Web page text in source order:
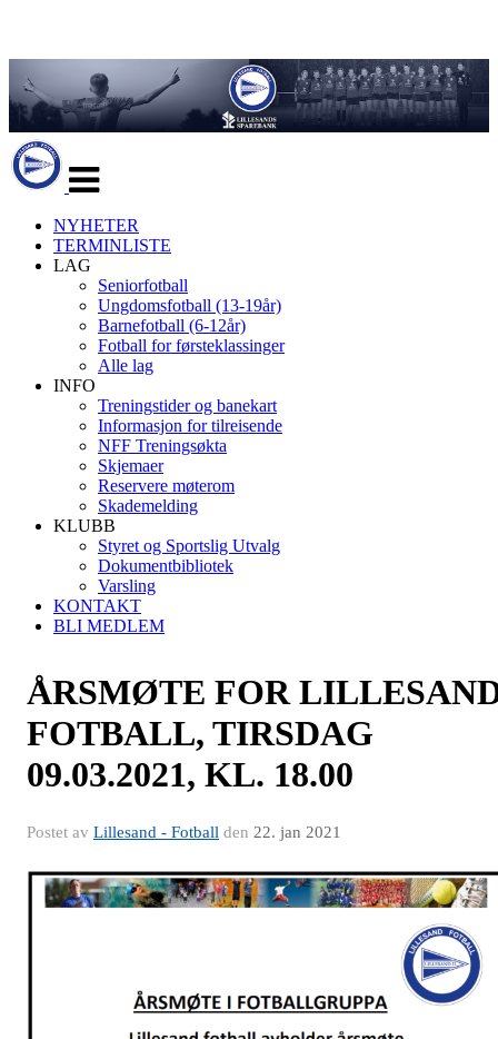
navigasjon
NYHETER
TERMINLISTE
LAG
Seniorfotball
Ungdomsfotball (13-19år)
Barnefotball (6-12år)
Fotball for førsteklassinger
Alle lag
INFO
Treningstider og banekart
Informasjon for tilreisende
NFF Treningsøkta
Skjemaer
Reservere møterom
Skademelding
KLUBB
Styret og Sportslig Utvalg
Dokumentbibliotek
Varsling
KONTAKT
BLI MEDLEM
ÅRSMØTE FOR
FOTBALL, TIRSDAG
09.03.2021, KL. 18.00
Postet av Lillesand - Fotball den 22. jan 2021